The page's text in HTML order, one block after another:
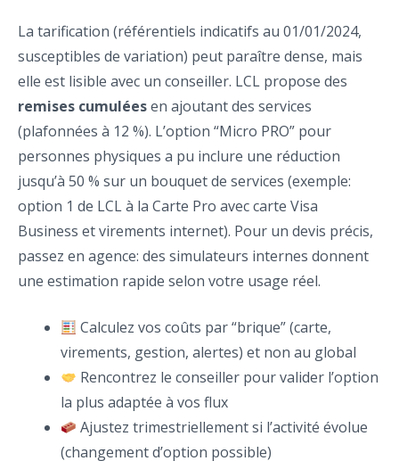
La tarification (référentiels indicatifs au 01/01/2024,
susceptibles de variation) peut paraître dense, mais
elle est lisible avec un conseiller. LCL propose des
remises cumuléesen ajoutant des services
(plafonnées à 12 %). L’option “Micro PRO” pour
personnes physiques a pu inclure une réduction
jusqu’à 50 % sur un bouquet de services (exemple:
option 1 de LCL à la Carte Pro avec carte Visa
Business et virements internet). Pour un devis précis,
passez en agence: des simulateurs internes donnent
une estimation rapide selon votre usage réel.
Calculez vos coûts par “brique” (carte,
virements, gestion, alertes) et non au global
Rencontrez le conseiller pour valider l’option
la plus adaptée à vos flux
Ajustez trimestriellement si l’activité évolue
(changement d’option possible)